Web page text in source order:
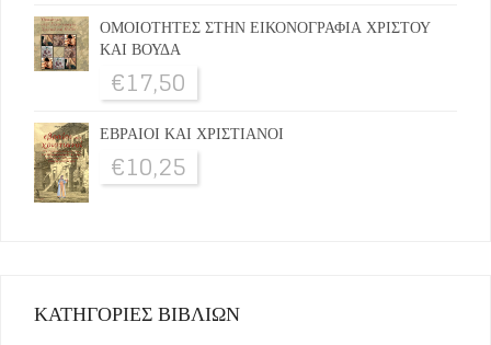
ΟΜΟΙΟΤΗΤΕΣ ΣΤΗΝ ΕΙΚΟΝΟΓΡΑΦΙΑ ΧΡΙΣΤΟΥ
ΚΑΙ ΒΟΥΔΑ
€17,50
ΕΒΡΑΙΟΙ ΚΑΙ ΧΡΙΣΤΙΑΝΟΙ
€10,25
ΚΑΤΗΓΟΡΙΕΣ ΒΙΒΛΙΩΝ